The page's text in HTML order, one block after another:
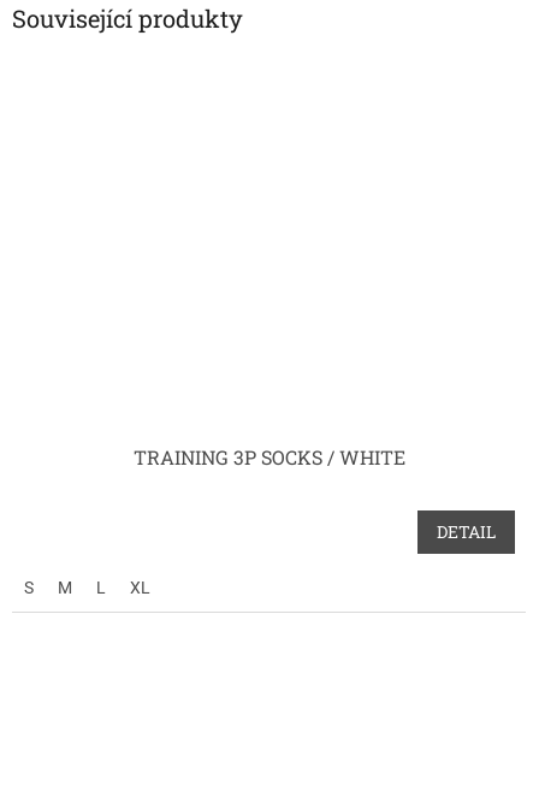
Související produkty
TRAINING 3P SOCKS / WHITE
DETAIL
S M L XL